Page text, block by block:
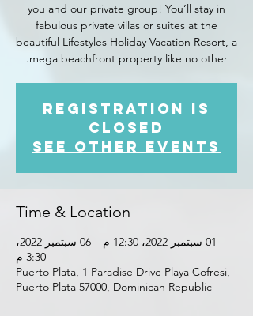
you and our private group! You’ll stay in
fabulous private villas or suites at the
beautiful Lifestyles Holiday Vacation Resort, a
mega beachfront property like no other.
Registration is
closed
See other events
Time & Location
01 سبتمبر 2022، 12:30 م – 06 سبتمبر 2022،
3:30 م
Puerto Plata, 1 Paradise Drive Playa Cofresi,
Puerto Plata 57000, Dominican Republic